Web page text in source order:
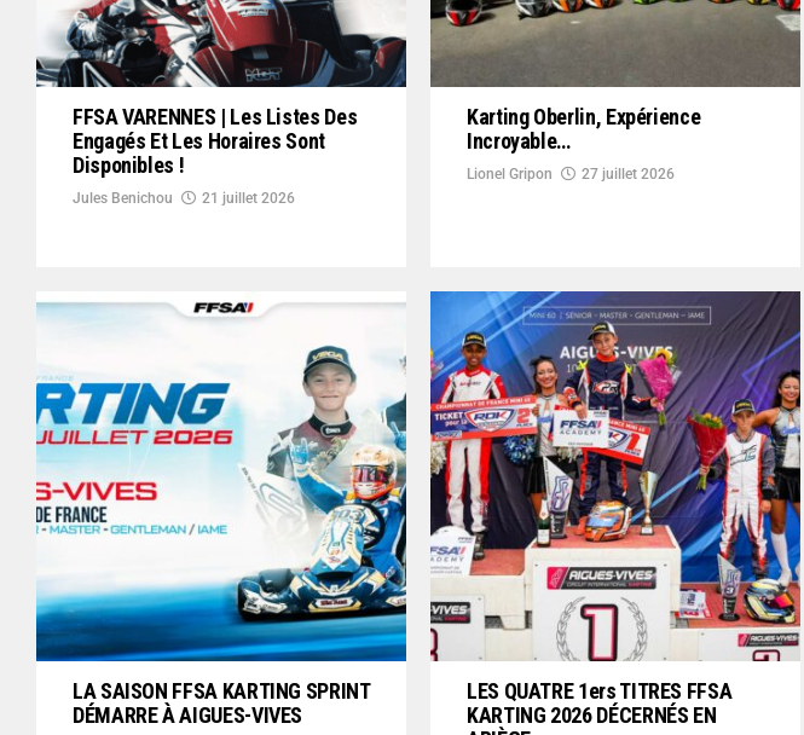
FFSA VARENNES | Les Listes Des
Engagés Et Les Horaires Sont
Disponibles !
Jules Benichou 21 juillet 2026
Karting Oberlin, Expérience
Incroyable…
Lionel Gripon 27 juillet 2026
LA SAISON FFSA KARTING SPRINT
DÉMARRE À AIGUES-VIVES
LES QUATRE 1ers TITRES FFSA
KARTING 2026 DÉCERNÉS EN